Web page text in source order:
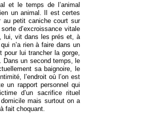
et le temps de l’animal
un animal. Il est certes
au petit caniche court sur
d’excroissance vitale
lui, vit dans les prés et, à
n’a rien à faire dans un
lui trancher la gorge,
Dans un second temps, le
sa baignoire, le
l’endroit où l’on est
un rapport personnel qui
d’un sacrifice rituel
mais surtout on a
fait choquant.